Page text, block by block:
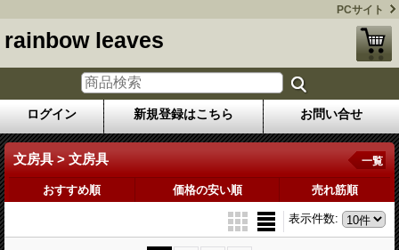
PCサイト
rainbow leaves
ログイン 新規登録はこちら お問い合せ
文房具 > 文房具 一覧
おすすめ順 価格の安い順 売れ筋順
表示件数: